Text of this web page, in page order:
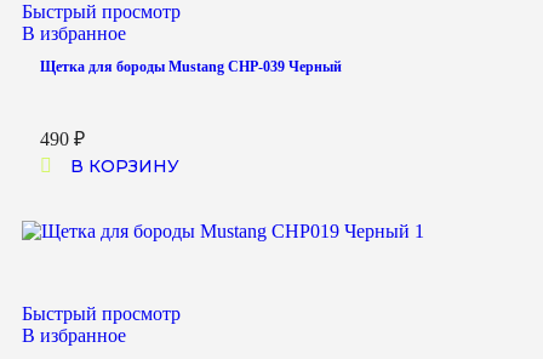
Быстрый просмотр
В избранное
Щетка для бороды Mustang CHP-039 Черный
490 ₽
В КОРЗИНУ
Быстрый просмотр
В избранное